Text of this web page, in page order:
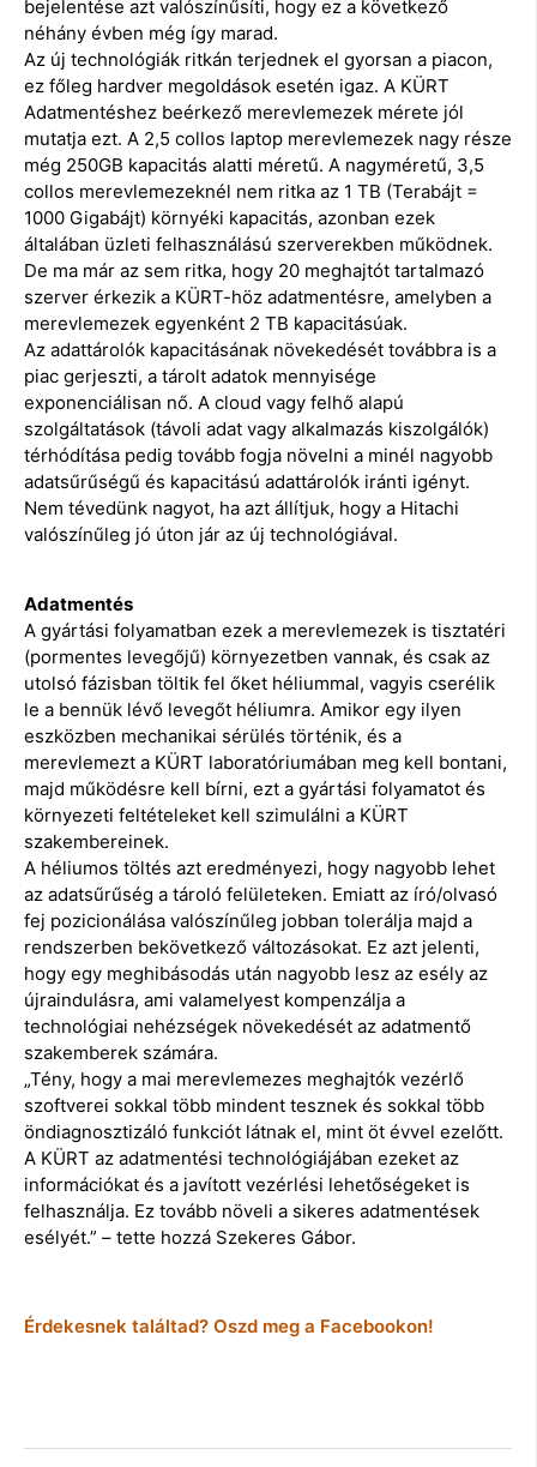
bejelentése azt valószínűsíti, hogy ez a következő
néhány évben még így marad.
Az új technológiák ritkán terjednek el gyorsan a piacon,
ez főleg hardver megoldások esetén igaz. A KÜRT
Adatmentéshez beérkező merevlemezek mérete jól
mutatja ezt. A 2,5 collos laptop merevlemezek nagy része
még 250GB kapacitás alatti méretű. A nagyméretű, 3,5
collos merevlemezeknél nem ritka az 1 TB (Terabájt =
1000 Gigabájt) környéki kapacitás, azonban ezek
általában üzleti felhasználású szerverekben működnek.
De ma már az sem ritka, hogy 20 meghajtót tartalmazó
szerver érkezik a KÜRT-höz adatmentésre, amelyben a
merevlemezek egyenként 2 TB kapacitásúak.
Az adattárolók kapacitásának növekedését továbbra is a
piac gerjeszti, a tárolt adatok mennyisége
exponenciálisan nő. A cloud vagy felhő alapú
szolgáltatások (távoli adat vagy alkalmazás kiszolgálók)
térhódítása pedig tovább fogja növelni a minél nagyobb
adatsűrűségű és kapacitású adattárolók iránti igényt.
Nem tévedünk nagyot, ha azt állítjuk, hogy a Hitachi
valószínűleg jó úton jár az új technológiával.
Adatmentés
A gyártási folyamatban ezek a merevlemezek is tisztatéri
(pormentes levegőjű) környezetben vannak, és csak az
utolsó fázisban töltik fel őket héliummal, vagyis cserélik
le a bennük lévő levegőt héliumra. Amikor egy ilyen
eszközben mechanikai sérülés történik, és a
merevlemezt a KÜRT laboratóriumában meg kell bontani,
majd működésre kell bírni, ezt a gyártási folyamatot és
környezeti feltételeket kell szimulálni a KÜRT
szakembereinek.
A héliumos töltés azt eredményezi, hogy nagyobb lehet
az adatsűrűség a tároló felületeken. Emiatt az író/olvasó
fej pozicionálása valószínűleg jobban tolerálja majd a
rendszerben bekövetkező változásokat. Ez azt jelenti,
hogy egy meghibásodás után nagyobb lesz az esély az
újraindulásra, ami valamelyest kompenzálja a
technológiai nehézségek növekedését az adatmentő
szakemberek számára.
„Tény, hogy a mai merevlemezes meghajtók vezérlő
szoftverei sokkal több mindent tesznek és sokkal több
öndiagnosztizáló funkciót látnak el, mint öt évvel ezelőtt.
A KÜRT az adatmentési technológiájában ezeket az
információkat és a javított vezérlési lehetőségeket is
felhasználja. Ez tovább növeli a sikeres adatmentések
esélyét.” – tette hozzá Szekeres Gábor.
Érdekesnek találtad? Oszd meg a Facebookon!